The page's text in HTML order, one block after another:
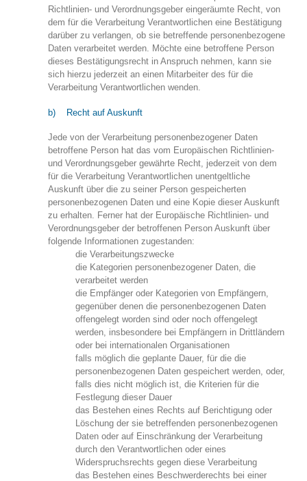
Richtlinien- und Verordnungsgeber eingeräumte Recht, von
dem für die Verarbeitung Verantwortlichen eine Bestätigung
darüber zu verlangen, ob sie betreffende personenbezogene
Daten verarbeitet werden. Möchte eine betroffene Person
dieses Bestätigungsrecht in Anspruch nehmen, kann sie
sich hierzu jederzeit an einen Mitarbeiter des für die
Verarbeitung Verantwortlichen wenden.
b) Recht auf Auskunft
Jede von der Verarbeitung personenbezogener Daten
betroffene Person hat das vom Europäischen Richtlinien-
und Verordnungsgeber gewährte Recht, jederzeit von dem
für die Verarbeitung Verantwortlichen unentgeltliche
Auskunft über die zu seiner Person gespeicherten
personenbezogenen Daten und eine Kopie dieser Auskunft
zu erhalten. Ferner hat der Europäische Richtlinien- und
Verordnungsgeber der betroffenen Person Auskunft über
folgende Informationen zugestanden:
die Verarbeitungszwecke
die Kategorien personenbezogener Daten, die
verarbeitet werden
die Empfänger oder Kategorien von Empfängern,
gegenüber denen die personenbezogenen Daten
offengelegt worden sind oder noch offengelegt
werden, insbesondere bei Empfängern in Drittländern
oder bei internationalen Organisationen
falls möglich die geplante Dauer, für die die
personenbezogenen Daten gespeichert werden, oder,
falls dies nicht möglich ist, die Kriterien für die
Festlegung dieser Dauer
das Bestehen eines Rechts auf Berichtigung oder
Löschung der sie betreffenden personenbezogenen
Daten oder auf Einschränkung der Verarbeitung
durch den Verantwortlichen oder eines
Widerspruchsrechts gegen diese Verarbeitung
das Bestehen eines Beschwerderechts bei einer